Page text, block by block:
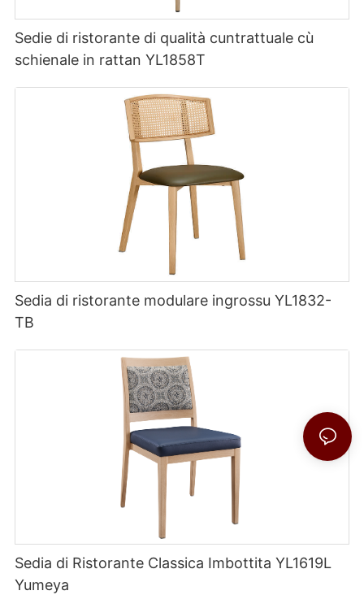
Sedie di ristorante di qualità cuntrattuale cù
schienale in rattan YL1858T
Sedia di ristorante modulare ingrossu YL1832-
TB
Sedia di Ristorante Classica Imbottita YL1619L
Yumeya